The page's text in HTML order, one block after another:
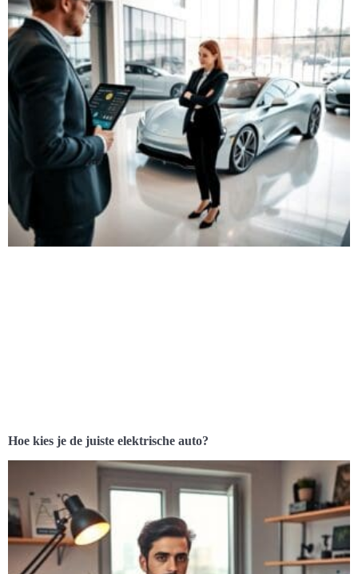
Hoe kies je de juiste elektrische auto?